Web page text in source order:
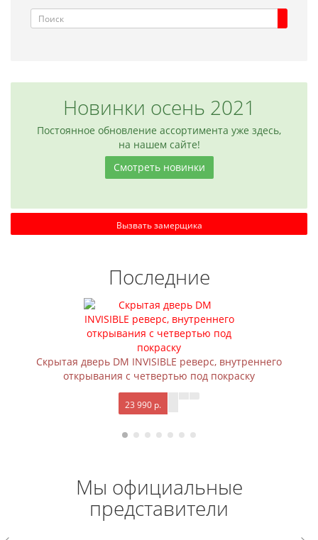
Новинки осень 2021
Постоянное обновление ассортимента уже здесь,
на нашем сайте!
Смотреть новинки
Вызвать замерщика
Последние
Скрытая дверь DM INVISIBLE реверс, внутреннего
открывания с четвертью под покраску
23 990 р.
Мы официальные
представители